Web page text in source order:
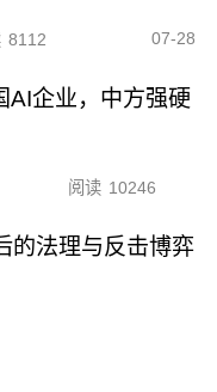
8112 07-28
AI企业，中方强硬
阅读 10246
的法理与反击博弈